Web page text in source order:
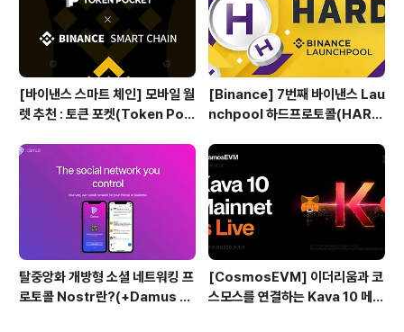
[바이낸스 스마트 체인] 모바일 월
렛 추천 : 토큰 포켓(Token Poc
[Binance] 7번째 바이낸스 Lau
nchpool 하드프로토콜(HAR
탈중앙화 개방형 소셜 네트워킹 프
로토콜 Nostr란?(+Damus 소
[CosmosEVM] 이더리움과 코
스모스를 연결하는 Kava 10 메인